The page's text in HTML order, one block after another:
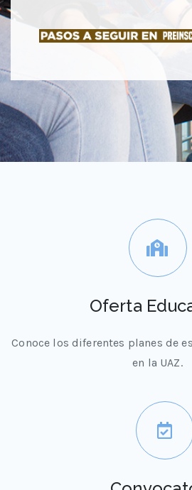
Oferta
Conoce los diferentes planes de
en la UAZ.